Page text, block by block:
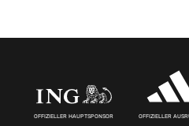
OFFIZIELLER HAUPTSPONSOR OFFIZIELLER